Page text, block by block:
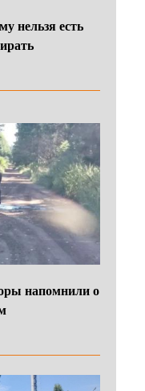
нельзя есть
напомнили о